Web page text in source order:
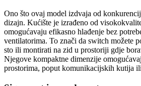
Ono što ovaj model izdvaja od
dizajn. Kućište je izrađeno od
omogućavaju efikasno hlađenje bez
ventilatorima. To znači da switch možete
sto ili montirati na zid u prostoriji gdje
Njegove kompaktne dimenzije
prostorima, poput komunikacijskih kutija